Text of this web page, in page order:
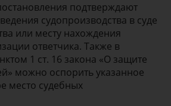
подтверждают
судопроизводства в суде
или месту нахождения
ответчика. Также в
1 ст. 16 закона «О защите
можно оспорить указанное
место судебных